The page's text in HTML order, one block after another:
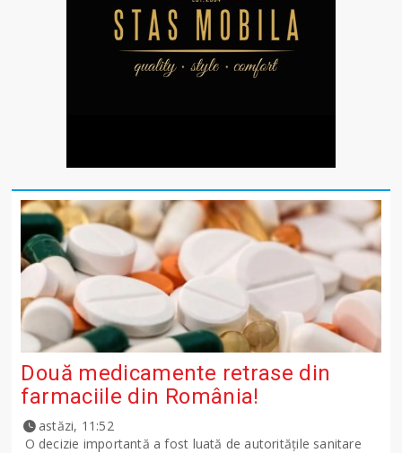
Două medicamente retrase din
farmaciile din România!
astăzi, 11:52
O decizie importantă a fost luată de autoritățile sanitare